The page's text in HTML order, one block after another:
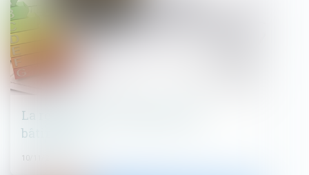
La rénovation énergétique des
bâtiments
10/11/2022